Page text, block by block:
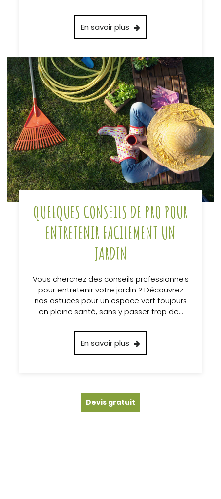
En savoir plus
QUELQUES CONSEILS DE PRO POUR
ENTRETENIR FACILEMENT UN
JARDIN
Vous cherchez des conseils professionnels
pour entretenir votre jardin ? Découvrez
nos astuces pour un espace vert toujours
en pleine santé, sans y passer trop de…
En savoir plus
Devis gratuit